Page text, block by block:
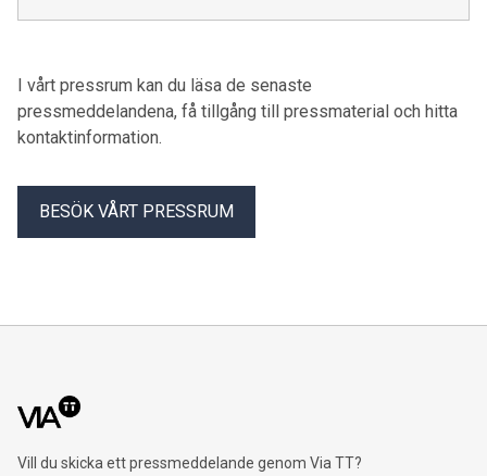
I vårt pressrum kan du läsa de senaste
pressmeddelandena, få tillgång till pressmaterial och hitta
kontaktinformation.
BESÖK VÅRT PRESSRUM
Vill du skicka ett pressmeddelande genom Via TT?